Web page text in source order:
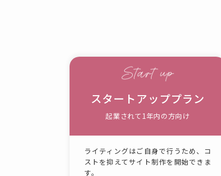
スタートアッププラン
起業されて1年内の方向け
ライティングはご自身で行うため、コ
ストを抑えてサイト制作を開始できま
す。